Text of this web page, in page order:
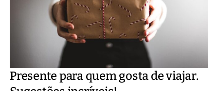
Presente para quem gosta de viajar.